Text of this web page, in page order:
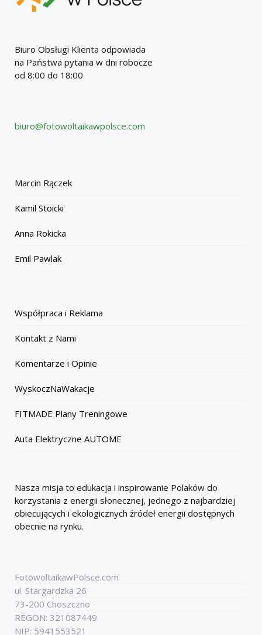
Biuro Obsługi Klienta odpowiada
na Państwa pytania w dni robocze
od 8:00 do 18:00
biuro@fotowoltaikawpolsce.com
Marcin Rączek
Kamil Stoicki
Anna Rokicka
Emil Pawlak
Współpraca i Reklama
Kontakt z Nami
Komentarze i Opinie
WyskoczNaWakacje
FITMADE Plany Treningowe
Auta Elektryczne AUTOME
Nasza misja to edukacja i inspirowanie Polaków do
korzystania z energii słonecznej, jednego z najbardziej
obiecujących i ekologicznych źródeł energii dostępnych
obecnie na rynku.
FotowoltaikawPolsce.com
ul. Stargardzka 26
73-200 Choszczno
REGON: 321087449
NIP: 5941553521